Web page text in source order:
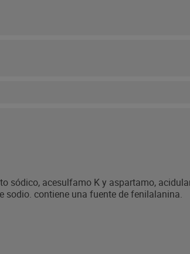
sódico, acesulfamo K y aspartamo,
sodio. contiene una fuente de fenilalanina.